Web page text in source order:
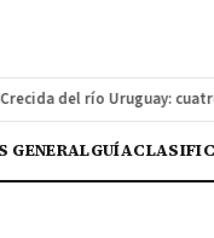
del río Uruguay: cuatro
GENERALGUÍA